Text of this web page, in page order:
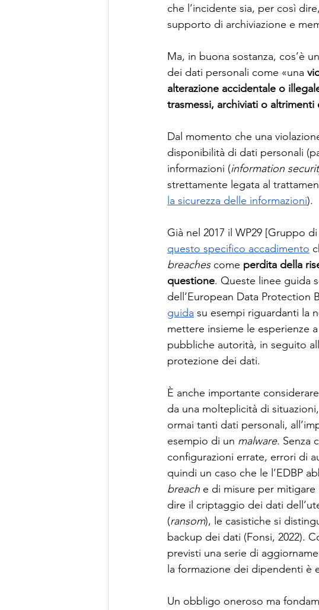
che l’incidente sia, per così dire,
supporto di archiviazione e
Ma, in buona sostanza, cos’è un
dei dati personali come «una
alterazione accidentale o
trasmessi, archiviati o altrimenti
Dal momento che una
disponibilità di dati personali
informazioni (information
strettamente legata al
la sicurezza delle informazioni).
Già nel 2017 il WP29 [Gruppo
questo specifico accadimento
breaches come perdita della
questione. Queste linee guida
dell’European Data Protection
guida su esempi riguardanti la
mettere insieme le esperienze
pubbliche autorità, in seguito
protezione dei dati.
È anche importante
da una molteplicità di
ormai tanti dati personali,
esempio di un malware. Senza
configurazioni errate, errori di
quindi un caso che le l’EDBP
breach e di misure per
dire il criptaggio dei dati
(ransom), le casistiche si
backup dei dati (Fonsi, 2022).
previsti una serie di
la formazione dei dipendenti è
Un obbligo oneroso ma